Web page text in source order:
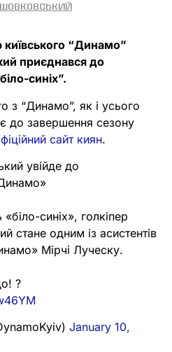
“Динамо”
приєднався до
синіх”.
з “Динамо”, як і усього
до завершення сезону
сайт киян.
увійде до
синіх», голкіпер
стане одним із асистентів
Мірчі Луческу.
?
January 10,